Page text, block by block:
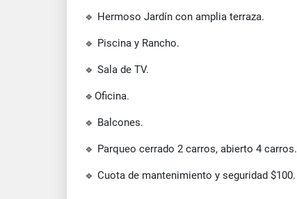
🔹 Hermoso Jardín con amplia terraza.
🔹 Piscina y Rancho.
🔹 Sala de TV.
🔹Oficina.
🔹 Balcones.
🔹 Parqueo cerrado 2 carros, abierto 4 carros.
🔹 Cuota de mantenimiento y seguridad $100.